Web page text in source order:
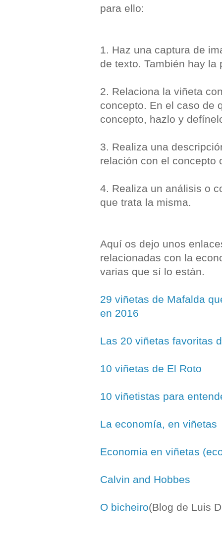
para ello:
1. Haz una captura de
de texto. También hay
2. Relaciona la viñeta
concepto. En el caso de
concepto, hazlo y
3. Realiza una
relación con el concepto
4. Realiza un análisis o
que trata la misma.
Aquí os dejo unos
relacionadas con la
varias que sí lo están.
29 viñetas de Mafalda
en 2016
Las 20 viñetas favoritas
10 viñetas de El Roto
10 viñetistas para
La economía, en viñetas
Economia en viñetas
Calvin and Hobbes
O bicheiro(Blog de Luis